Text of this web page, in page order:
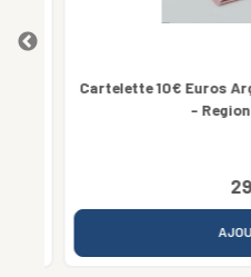
Cartelette 10€ Euros
- Region